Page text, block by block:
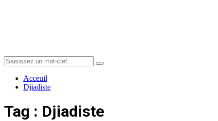
Search
for:
Search
Acceuil
Djiadiste
Tag : Djiadiste